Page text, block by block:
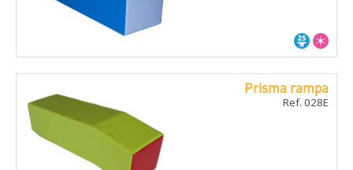
Prisma rampa
Ref. 028E